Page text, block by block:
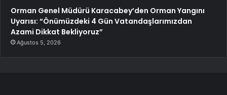
Orman Genel Müdürü Karacabey’den Orman Yangını
Uyarısı: “Önümüzdeki 4 Gün Vatandaşlarımızdan
Azami Dikkat Bekliyoruz”
Ağustos 5, 2026